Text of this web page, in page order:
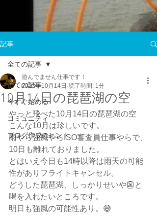
記事
全ての記事
今すぐ始める
コミュニティ
ブログ作成のヒント
全ての記事
10月14日の琵琶湖の空
遊んでません仕事です！
2023年10月14日 読了時間: 1分
やっと飛べた10月14日の琵琶湖の空
こんな10月は珍しいです。
雨やら強風やらISO審査員仕事やらで、
10日も離れておりました。
とはいえ今日も14時以降は雨天の可能
性がありフライトキャンセル。
どうした琵琶湖、しっかりせいや👺と
喝を入れたいところです。
明日も強風の可能性あり。😅